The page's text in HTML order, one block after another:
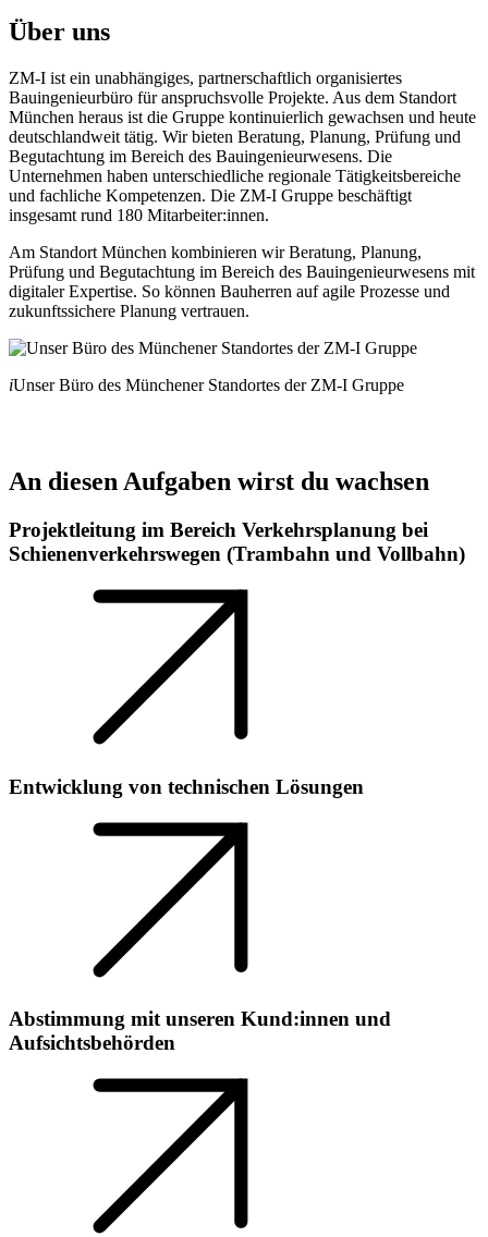
Über uns
ZM-I ist ein unabhängiges, partnerschaftlich organisiertes
Bauingenieurbüro für anspruchsvolle Projekte. Aus dem Standort
München heraus ist die Gruppe kontinuierlich gewachsen und heute
deutschlandweit tätig. Wir bieten Beratung, Planung, Prüfung und
Begutachtung im Bereich des Bauingenieurwesens. Die
Unternehmen haben unterschiedliche regionale Tätigkeitsbereiche
und fachliche Kompetenzen. Die ZM-I Gruppe beschäftigt
insgesamt rund 180 Mitarbeiter:innen.
Am Standort München kombinieren wir Beratung, Planung,
Prüfung und Begutachtung im Bereich des Bauingenieurwesens mit
digitaler Expertise. So können Bauherren auf agile Prozesse und
zukunftssichere Planung vertrauen.
iUnser Büro des Münchener Standortes der ZM-I Gruppe
An diesen Aufgaben wirst du wachsen
Projektleitung im Bereich Verkehrsplanung bei
Schienenverkehrswegen (Trambahn und Vollbahn)
Entwicklung von technischen Lösungen
Abstimmung mit unseren Kund:innen und
Aufsichtsbehörden